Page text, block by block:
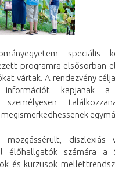
speciális
programra elsősorban
vártak. A rendezvény
kapjanak a
személyesen
diszlexiás
élőhallgatók számára a
és kurzusok